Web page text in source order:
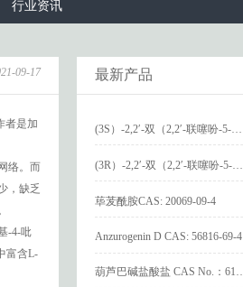
行业资讯
09-17
者是加
络。而
，缺乏
-4-吡
富含L-
最新产品
荜茇酰胺CAS: 20069-09-4
Anzurogenin D CAS: 56816-69-4